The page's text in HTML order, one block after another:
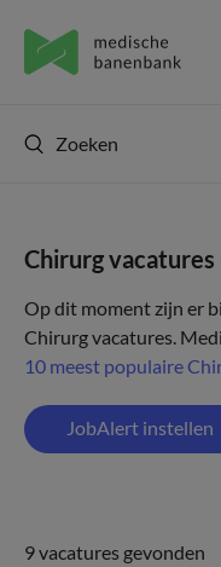
Zoeken
Chirurg
Op dit moment zijn er
Chirurg vacatures.
10 meest populaire
JobAlert instellen
9 vacatures gevonden